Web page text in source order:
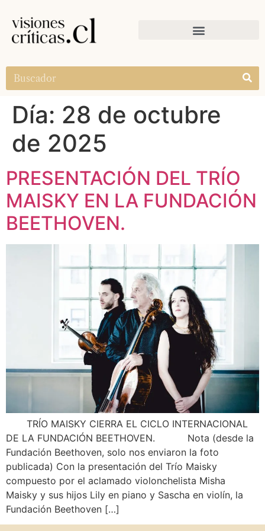
Día: 28 de octubre
de 2025
PRESENTACIÓN DEL TRÍO
MAISKY EN LA FUNDACIÓN
BEETHOVEN.
TRÍO MAISKY CIERRA EL CICLO INTERNACIONAL
DE LA FUNDACIÓN BEETHOVEN. Nota (desde la
Fundación Beethoven, solo nos enviaron la foto
publicada) Con la presentación del Trío Maisky
compuesto por el aclamado violonchelista Misha
Maisky y sus hijos Lily en piano y Sascha en violín, la
Fundación Beethoven […]